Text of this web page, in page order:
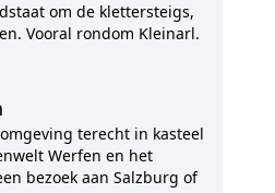
om de klettersteigs,
Vooral rondom Kleinarl.
terecht in kasteel
Werfen en het
bezoek aan Salzburg of